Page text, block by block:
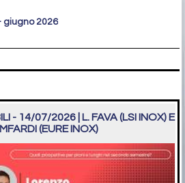
giugno 2026
- 14/07/2026 | L. FAVA (LSI INOX) E
(EURE INOX)